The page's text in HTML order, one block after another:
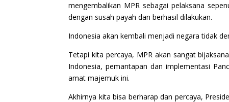
mengembalikan MPR sebagai pelaksana
dengan susah payah dan berhasil dilakukan.
Indonesia akan kembali menjadi negara tidak
Tetapi kita percaya, MPR akan sangat
Indonesia, pemantapan dan implementasi
amat majemuk ini.
Akhirnya kita bisa berharap dan percaya,